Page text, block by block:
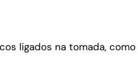
ligados na tomada,